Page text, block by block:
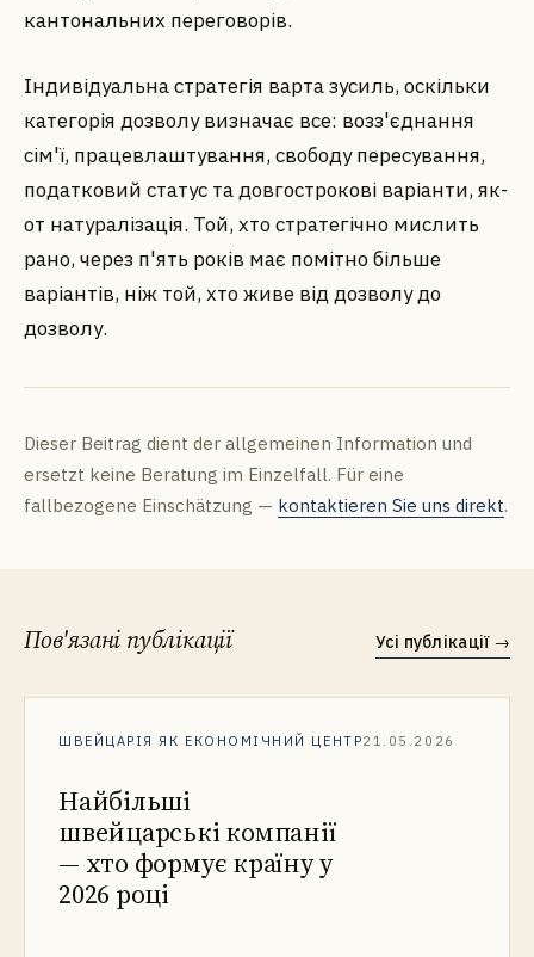
кантональних переговорів.
Індивідуальна стратегія варта зусиль, оскільки
категорія дозволу визначає все: возз'єднання
сім'ї, працевлаштування, свободу пересування,
податковий статус та довгострокові варіанти, як-
от натуралізація. Той, хто стратегічно мислить
рано, через п'ять років має помітно більше
варіантів, ніж той, хто живе від дозволу до
дозволу.
Dieser Beitrag dient der allgemeinen Information und
ersetzt keine Beratung im Einzelfall. Für eine
fallbezogene Einschätzung — kontaktieren Sie uns direkt.
Пов'язані публікації Усі публікації→
ШВЕЙЦАРІЯ ЯК ЕКОНОМІЧНИЙ ЦЕНТР21.05.2026
Найбільші
швейцарські компанії
— хто формує країну у
2026 році